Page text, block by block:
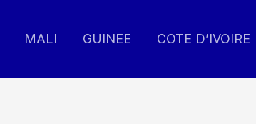
MALI GUINEE COTE D’IVOIRE